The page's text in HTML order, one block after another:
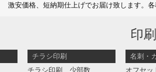
激安価格、短納期仕上げでお届け致します。
印
チラシ印刷
チラシ印刷 少部数
名刺・
オフセッ